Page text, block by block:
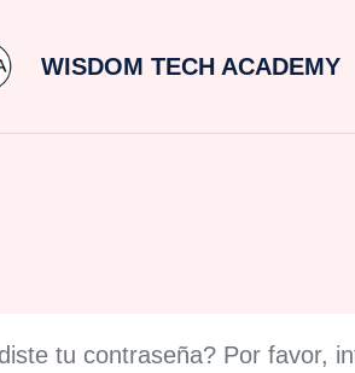
WISDOM TECH ACADEMY
tu contraseña? Por favor,